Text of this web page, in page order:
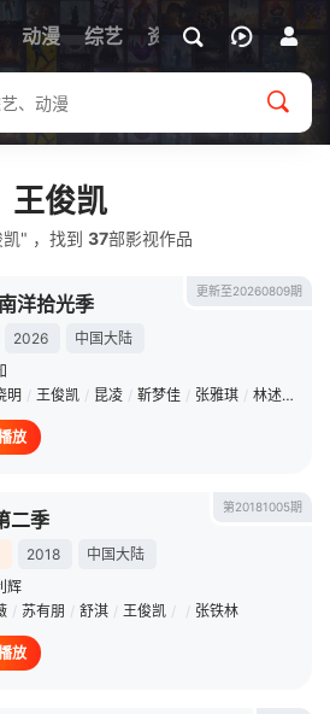
动漫 综艺 资讯
王俊凯
" ，找到 37部影视作品
更新至20260809期
洋拾光季
2026
中国大陆
明 / 王俊凯 / 昆凌 / 靳梦佳 / 张雅琪 / 林述巍
放
第20181005期
二季
2018
中国大陆
辉
/ 苏有朋 / 舒淇 / 王俊凯 / / 张铁林
放